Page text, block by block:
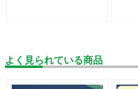
よく見られている商品